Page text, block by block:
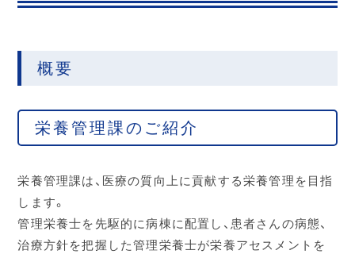
概要
栄養管理課のご紹介
栄養管理課は、医療の質向上に貢献する栄養管理を目指
します。
管理栄養士を先駆的に病棟に配置し、患者さんの病態、
治療方針を把握した管理栄養士が栄養アセスメントを